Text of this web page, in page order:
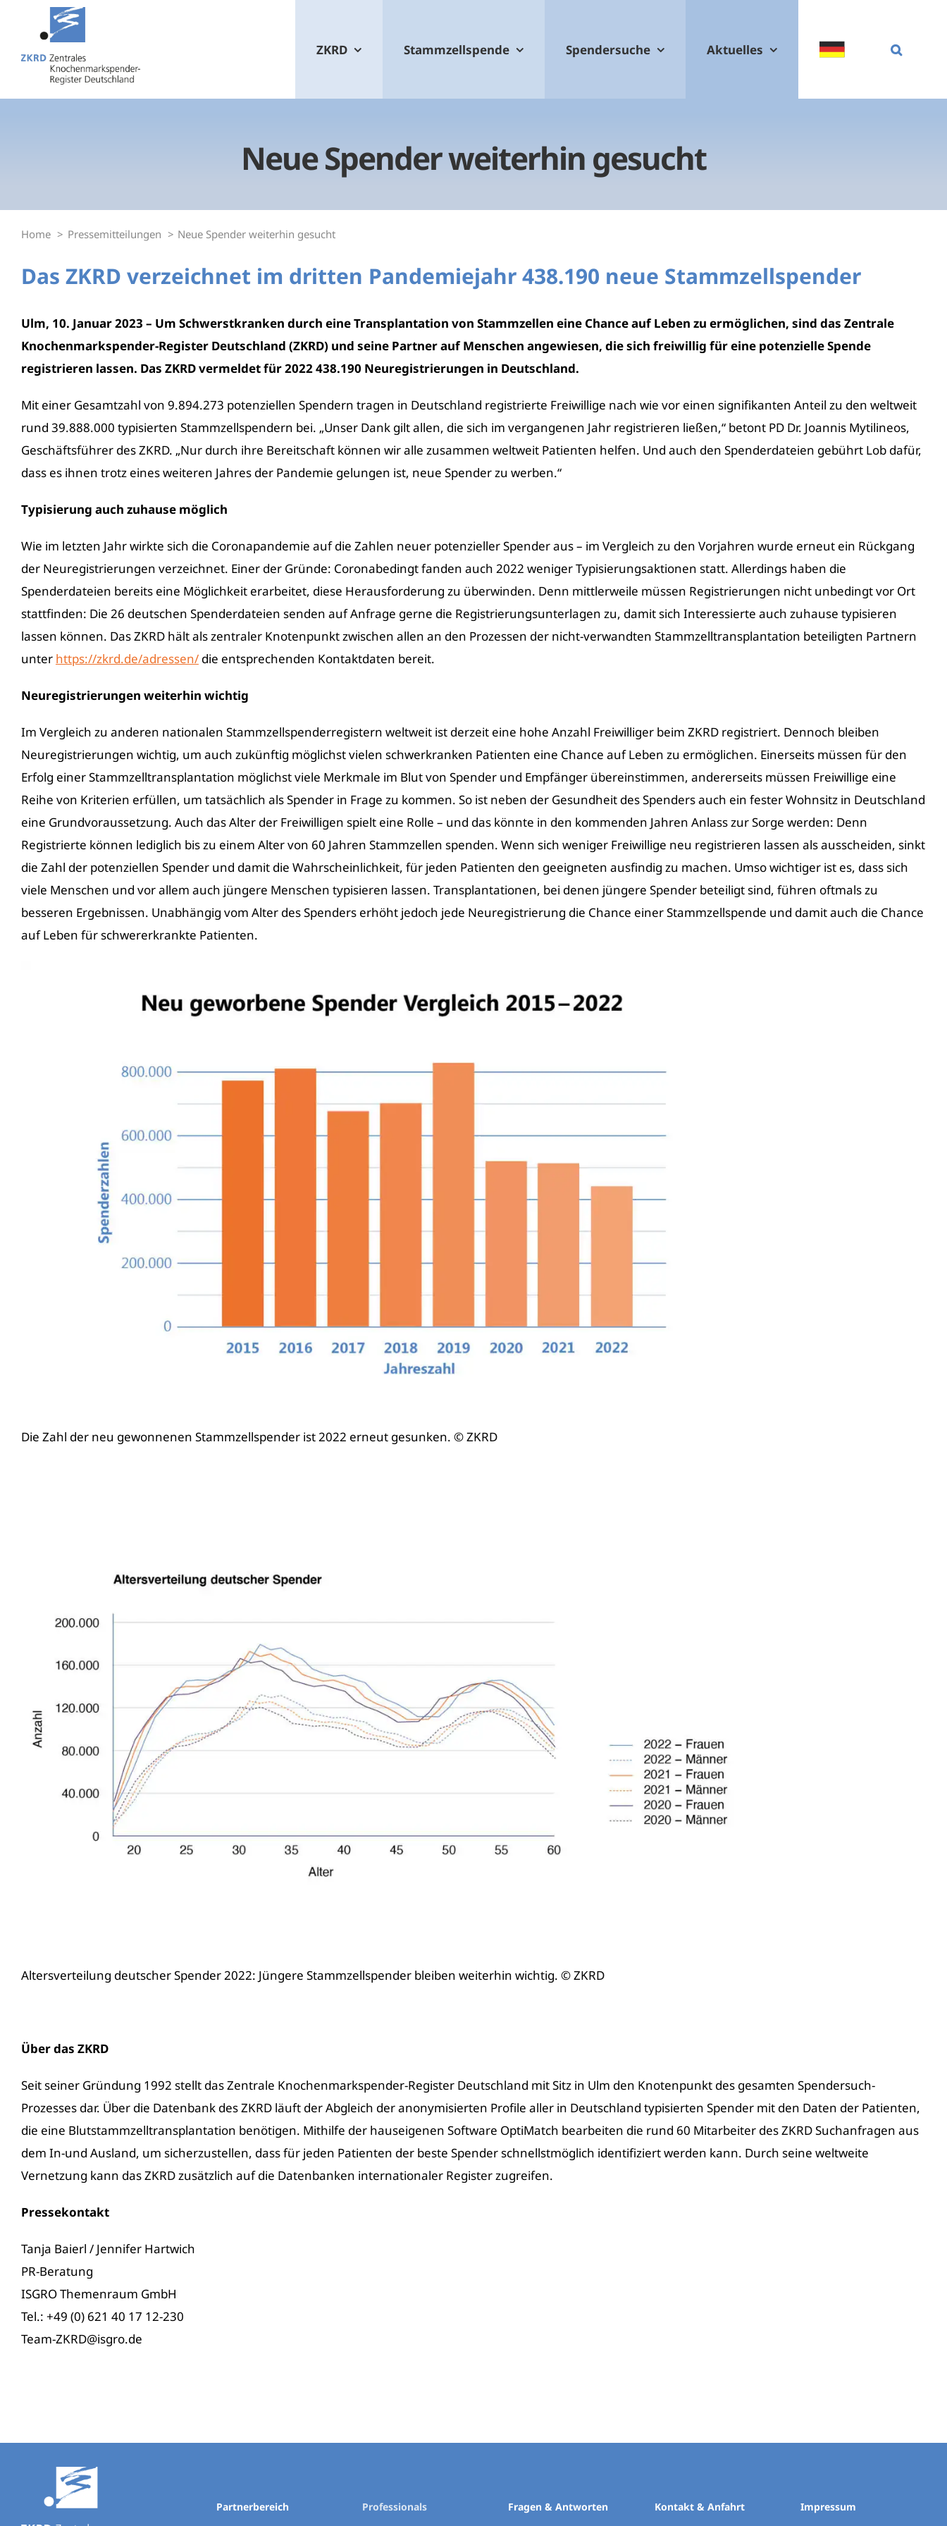
springen
ZKRD Stammzellspende Spendersuche Aktuelles
Neue Spender weiterhin gesucht
Home Pressemitteilungen Neue Spender weiterhin gesucht
Das ZKRD verzeichnet im dritten Pandemiejahr 438.190 neue Stammzellspender
Ulm, 10. Januar 2023 – Um Schwerstkranken durch eineTransplantation von Stammzellen eine Chance auf Leben zu ermöglichen, sind das Zentrale
Knochenmarkspender-RegisterDeutschland (ZKRD) und seine Partner auf Menschen angewiesen, die sich freiwillig für eine potenzielle Spende
registrieren lassen. Das ZKRD vermeldet für 2022 438.190 Neuregistrierungen in Deutschland.
Mit einer Gesamtzahl von 9.894.273 potenziellen Spendern tragen in Deutschland registrierte Freiwillige nach wie vor einen signifikanten Anteil zu den weltweit
rund 39.888.000 typisierten Stammzellspendern bei. „Unser Dank gilt allen, die sich im vergangenen Jahr registrieren ließen,“ betont PD Dr. Joannis Mytilineos,
Geschäftsführer des ZKRD. „Nur durch ihre Bereitschaft können wir alle zusammen weltweit Patienten helfen. Und auch den Spenderdateien gebührt Lob dafür,
dass es ihnen trotz eines weiteren Jahres der Pandemie gelungen ist, neue Spender zu werben.“
Typisierung auch zuhause möglich
Wie im letzten Jahr wirkte sich die Coronapandemie auf die Zahlen neuer potenzieller Spender aus – im Vergleich zu den Vorjahren wurde erneut ein Rückgang
der Neuregistrierungen verzeichnet. Einer der Gründe: Coronabedingt fanden auch 2022 weniger Typisierungsaktionen statt. Allerdings haben die
Spenderdateien bereits eine Möglichkeit erarbeitet, diese Herausforderung zu überwinden. Denn mittlerweile müssen Registrierungen nicht unbedingt vor Ort
stattfinden: Die 26 deutschen Spenderdateien senden auf Anfrage gerne die Registrierungsunterlagen zu, damit sich Interessierte auch zuhause typisieren
lassen können. Das ZKRD hält als zentraler Knotenpunkt zwischen allen an den Prozessen der nicht-verwandten Stammzelltransplantation beteiligten Partnern
unter https://zkrd.de/adressen/die entsprechenden Kontaktdaten bereit.
Neuregistrierungen weiterhin wichtig
Im Vergleich zu anderen nationalen Stammzellspenderregistern weltweit ist derzeit eine hohe Anzahl Freiwilliger beim ZKRD registriert. Dennoch bleiben
Neuregistrierungen wichtig, um auch zukünftig möglichst vielen schwerkranken Patienten eine Chance auf Leben zu ermöglichen. Einerseits müssen für den
Erfolg einer Stammzelltransplantation möglichst viele Merkmale im Blut von Spender und Empfänger übereinstimmen, andererseits müssen Freiwillige eine
Reihe von Kriterien erfüllen, um tatsächlich als Spender in Frage zu kommen. So ist neben der Gesundheit des Spenders auch ein fester Wohnsitz in Deutschland
eine Grundvoraussetzung. Auch das Alter der Freiwilligen spielt eine Rolle – und das könnte in den kommenden Jahren Anlass zur Sorge werden: Denn
Registrierte können lediglich bis zu einem Alter von 60 Jahren Stammzellen spenden. Wenn sich weniger Freiwillige neu registrieren lassen als ausscheiden, sinkt
die Zahl der potenziellen Spender und damit die Wahrscheinlichkeit, für jeden Patienten den geeigneten ausfindig zu machen. Umso wichtiger ist es, dass sich
viele Menschen und vor allem auch jüngere Menschen typisieren lassen. Transplantationen, bei denen jüngere Spender beteiligt sind, führen oftmals zu
besseren Ergebnissen. Unabhängig vom Alter des Spenders erhöht jedoch jede Neuregistrierung die Chance einer Stammzellspende und damit auch die Chance
auf Leben für schwererkrankte Patienten.
Die Zahl der neu gewonnenen Stammzellspender ist 2022 erneut gesunken. © ZKRD
Altersverteilung deutscher Spender 2022: Jüngere Stammzellspender bleiben weiterhin wichtig. © ZKRD
Über das ZKRD
Seit seiner Gründung 1992 stellt das Zentrale Knochenmarkspender-Register Deutschland mit Sitz in Ulm den Knotenpunkt des gesamten Spendersuch-
Prozesses dar. Über die Datenbank des ZKRD läuft der Abgleich der anonymisierten Profile aller in Deutschland typisierten Spender mit den Daten der Patienten,
die eine Blutstammzelltransplantation benötigen. Mithilfe der hauseigenen Software OptiMatch bearbeiten die rund 60 Mitarbeiter des ZKRD Suchanfragen aus
dem In-und Ausland, um sicherzustellen, dass für jeden Patienten der beste Spender schnellstmöglich identifiziert werden kann. Durch seine weltweite
Vernetzung kann das ZKRD zusätzlich auf die Datenbanken internationaler Register zugreifen.
Pressekontakt
Tanja Baierl / Jennifer Hartwich
PR-Beratung
ISGRO Themenraum GmbH
Tel.: +49 (0) 621 40 17 12-230
Team-ZKRD@isgro.de
Partnerbereich Professionals Fragen & Antworten Kontakt & Anfahrt Impressum